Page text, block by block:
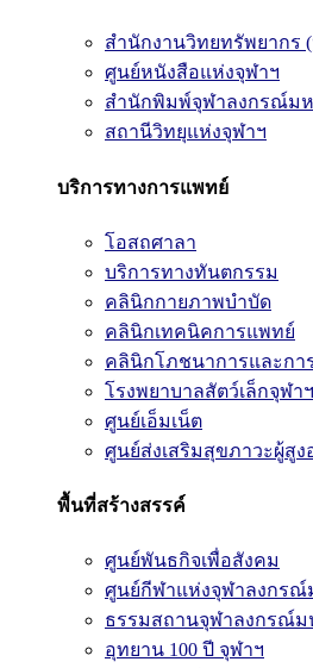
สำนักงานวิทยทรัพยากร
ศูนย์หนังสือแห่งจุฬาฯ
สำนักพิมพ์จุฬาลงกรณ์ม
สถานีวิทยุแห่งจุฬาฯ
บริการทางการแพทย์
โอสถศาลา
บริการทางทันตกรรม
คลินิกกายภาพบำบัด
คลินิกเทคนิคการแพทย์
คลินิกโภชนาการและกา
โรงพยาบาลสัตว์เล็กจุฬาฯ
ศูนย์เอ็มเน็ต
ศูนย์ส่งเสริมสุขภาวะผู้สูง
พื้นที่สร้างสรรค์
ศูนย์พันธกิจเพื่อสังคม
ศูนย์กีฬาแห่งจุฬาลงกรณ์
ธรรมสถานจุฬาลงกรณ์ม
อุทยาน 100 ปี จุฬาฯ